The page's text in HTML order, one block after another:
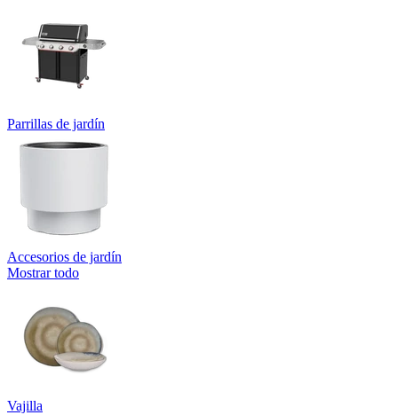
Parrillas de jardín
Accesorios de jardín
Mostrar todo
Vajilla